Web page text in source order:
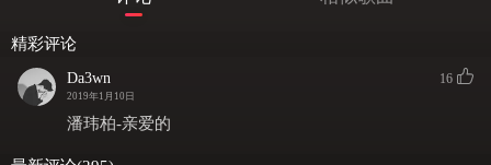
精彩评论
Da3wn
2019年1月10日
16
潘玮柏-亲爱的